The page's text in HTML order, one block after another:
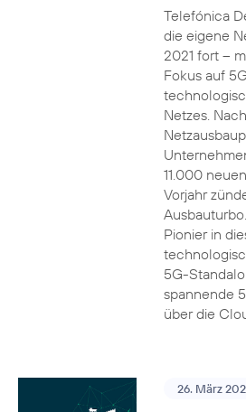
Telefónica
die eigene
2021 fort –
Fokus auf
Netzes.
11.000
Vorjahr
Pionier in
5G-
spannende
über die
26. März